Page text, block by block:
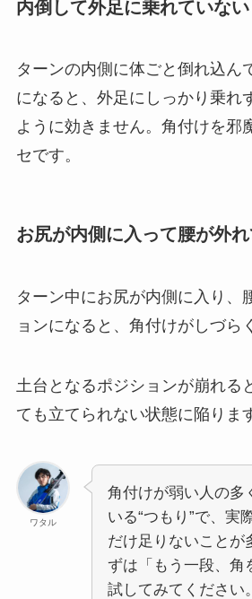
内倒して外足に乗れていない
ターンの内側に体ごと倒れ込ん
になると、外足にしっかり乗れ
ように効きません。角付けを邪
セです。
お尻が内側に入って腰が外
ターン中にお尻が内側に入り、
ョンになると、角付けがしづら
土台となるポジションが崩れる
ても立てられない状態に陥りま
ワタル
角付けが弱い人の多
いる“つもり”で、実
だけ足りないことが
ずは「もう一段、角
試してみてください。